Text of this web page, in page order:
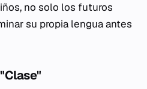
no solo los futuros
su propia lengua antes